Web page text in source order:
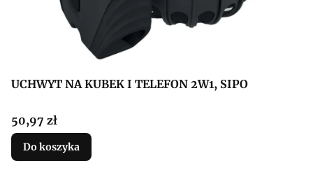
UCHWYT NA KUBEK I TELEFON 2W1, SIPO
Cena
50,97 zł
Do koszyka